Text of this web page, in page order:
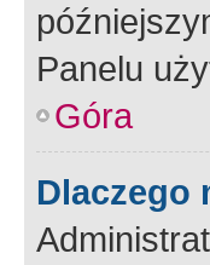
Panelu
Góra
Dlaczego